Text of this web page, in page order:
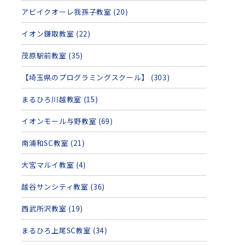
アビイクオーレ我孫子教室 (20)
イオン鎌取教室 (22)
茂原駅前教室 (35)
【埼玉県のプログラミングスクール】 (303)
まるひろ川越教室 (15)
イオンモール与野教室 (69)
南浦和SC教室 (21)
大宮マルイ教室 (4)
越谷サンシティ教室 (36)
西武所沢教室 (19)
まるひろ上尾SC教室 (34)